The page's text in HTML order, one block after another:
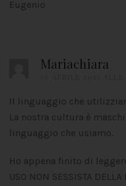
Eugenio
Mariachiara
Il linguaggio che
La nostra cultura è
linguaggio che usiamo.
Ho appena finito di leggere
USO NON SESSISTA